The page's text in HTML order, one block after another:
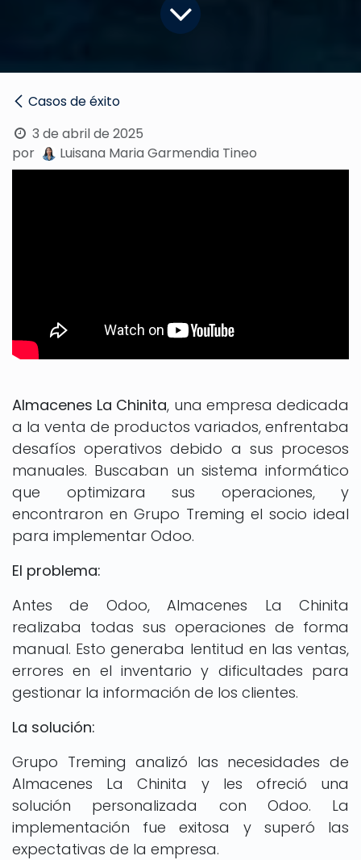
Casos de éxito
3 de abril de 2025
por
Luisana Maria Garmendia Tineo
Almacenes La Chinita, una empresa dedicada
a la venta de productos variados, enfrentaba
desafíos operativos debido a sus procesos
manuales. Buscaban un sistema informático
que optimizara sus operaciones, y
encontraron en Grupo Treming el socio ideal
para implementar Odoo.
El problema:
Antes de Odoo, Almacenes La Chinita
realizaba todas sus operaciones de forma
manual. Esto generaba lentitud en las ventas,
errores en el inventario y dificultades para
gestionar la información de los clientes.
La solución:
Grupo Treming analizó las necesidades de
Almacenes La Chinita y les ofreció una
solución personalizada con Odoo. La
implementación fue exitosa y superó las
expectativas de la empresa.